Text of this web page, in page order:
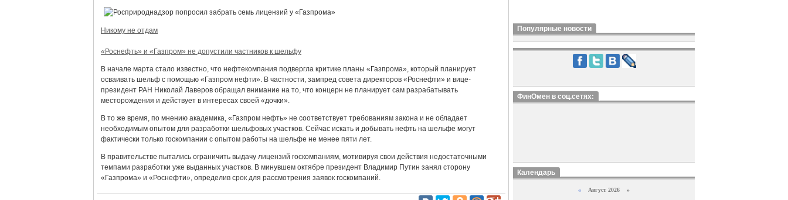
Никому не отдам
«Роснефть» и «Газпром» не допустили частников к шельфу
В начале марта стало известно, что нефтекомпания подвергла критике планы «Газпрома», который планирует
осваивать шельф с помощью «Газпром нефти». В частности, зампред совета директоров «Роснефти» и вице-
президент РАН Николай Лаверов обращал внимание на то, что концерн не планирует сам разрабатывать
месторождения и действует в интересах своей «дочки».
В то же время, по мнению академика, «Газпром нефть» не соответствует требованиям закона и не обладает
необходимым опытом для разработки шельфовых участков. Сейчас искать и добывать нефть на шельфе могут
фактически только госкомпании с опытом работы на шельфе не менее пяти лет.
В правительстве пытались ограничить выдачу лицензий госкомпаниям, мотивируя свои действия недостаточными
темпами разработки уже выданных участков. В минувшем октябре президент Владимир Путин занял сторону
«Газпрома» и «Роснефти», определив срок для рассмотрения заявок госкомпаний.
Популярные новости
ФинОмен в соц.сетях:
Календарь
« Август 2026 »